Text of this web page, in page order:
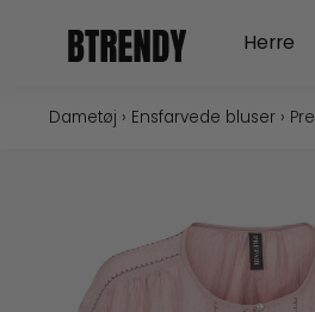
Herre
Dametøj › Ensfarvede bluser›